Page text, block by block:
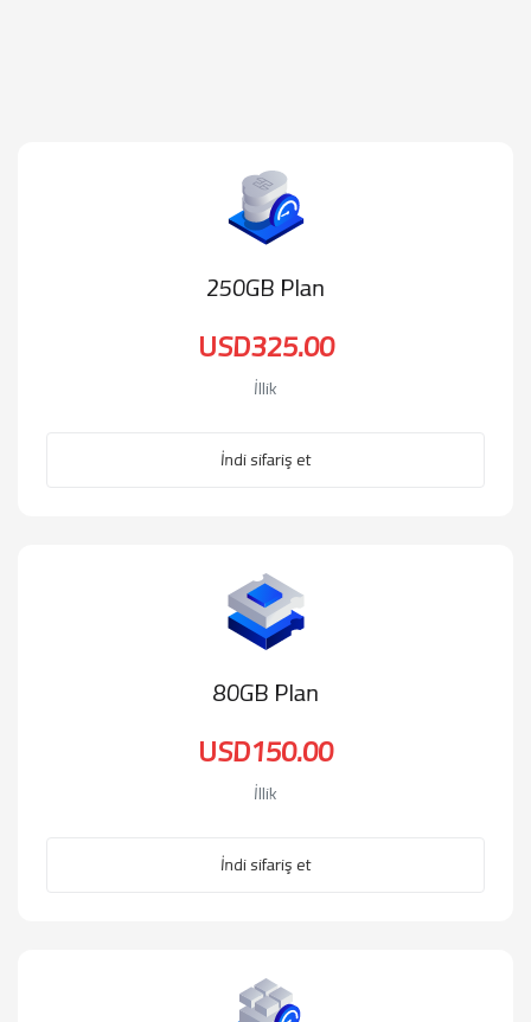
250GB Plan
USD325.00
İllik
İndi sifariş et
80GB Plan
USD150.00
İllik
İndi sifariş et